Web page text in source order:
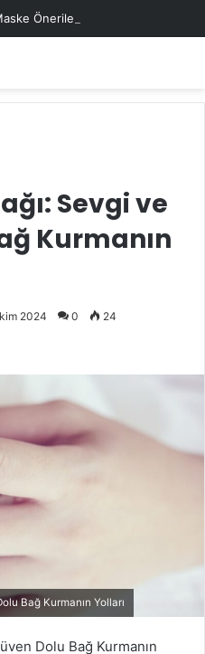
Önerileri
Sevgi ve
Kurmanın
2024 0 24
Bağ Kurmanın Yolları
Dolu Bağ Kurmanın